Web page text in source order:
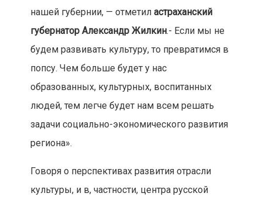
нашей губернии, — отметил астраханский
губернатор Александр Жилкин.- Если мы не
будем развивать культуру, то превратимся в
попсу. Чем больше будет у нас
образованных, культурных, воспитанных
людей, тем легче будет нам всем решать
задачи социально-экономического развития
региона».
Говоря о перспективах развития отрасли
культуры, и в, частности, центра русской